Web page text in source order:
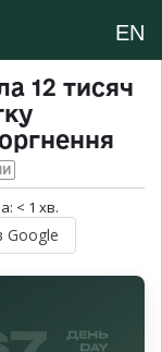
EN
12 тисяч
< 1 хв.
Google